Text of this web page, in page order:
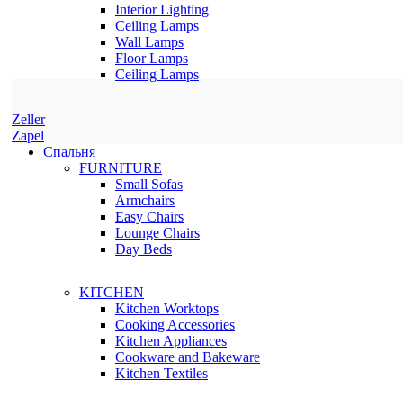
Interior Lighting
Ceiling Lamps
Wall Lamps
Floor Lamps
Ceiling Lamps
Zeller
Zapel
Спальня
FURNITURE
Small Sofas
Armchairs
Easy Chairs
Lounge Chairs
Day Beds
KITCHEN
Kitchen Worktops
Cooking Accessories
Kitchen Appliances
Cookware and Bakeware
Kitchen Textiles